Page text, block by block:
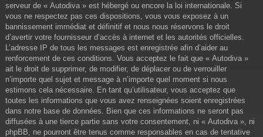
serveur de « Autodiva » est hébergé ou encore la loi internationale. Si
vous ne respectez pas ces dispositions, vous vous exposez à un
bannissement immédiat et définitif et nous nous réservons le droit
d’avertir votre fournisseur d’accès à internet et les autorités officielles.
L’adresse IP de tous les messages est enregistrée afin d’aider au
renforcement de ces conditions. Vous acceptez le fait que « Autodiva »
ait le droit de supprimer, de modifier, de déplacer ou de verrouiller
n’importe quel sujet et message à n’importe quel moment si nous
estimons cela nécessaire. En tant qu’utilisateur, vous acceptez que
toutes les informations que vous avez renseignées soient enregistrées
dans notre base de données. Bien que ces informations ne seront pas
diffusées à une tierce partie sans votre consentement, ni « Autodiva », ni
phpBB, ne pourront être tenus comme responsables en cas de tentative